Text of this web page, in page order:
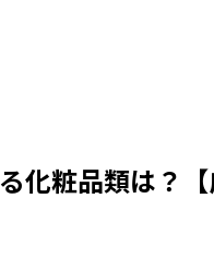
化粧品類は？【